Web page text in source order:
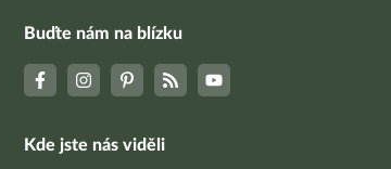
Buďte nám na blízku
Kde jste nás viděli